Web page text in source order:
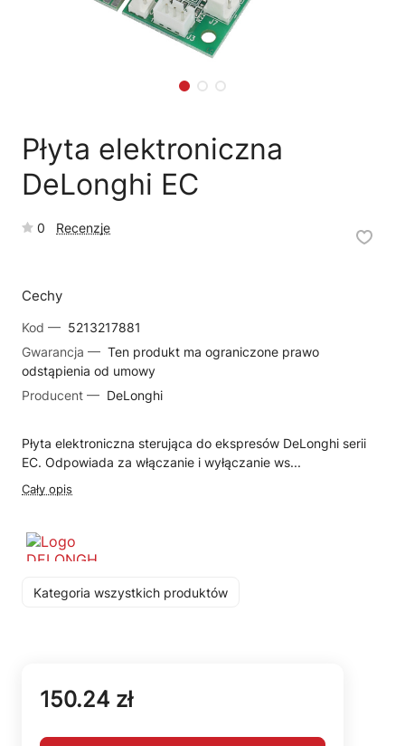
Płyta elektroniczna
DeLonghi EC
0 Recenzje
Cechy
Kod — 5213217881
Gwarancja — Ten produkt ma ograniczone prawo
odstąpienia od umowy
Producent — DeLonghi
Płyta elektroniczna sterująca do ekspresów DeLonghi serii
EC. Odpowiada za włączanie i wyłączanie ws...
Cały opis
Kategoria wszystkich produktów
150.24 zł
Reklamacja naprawy